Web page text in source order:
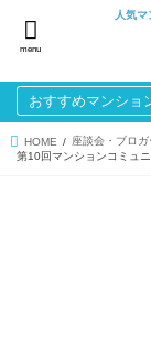
人気マ
menu
おすすめマンショ
HOME 座談会・ブロ
第10回マンションコミュ